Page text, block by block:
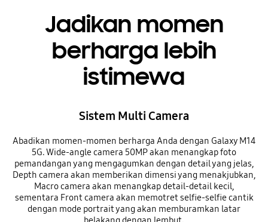
Jadikan momen
berharga lebih
istimewa
Sistem Multi Camera
Abadikan momen-momen berharga Anda dengan Galaxy M14
5G. Wide-angle camera 50MP akan menangkap foto
pemandangan yang mengagumkan dengan detail yang jelas,
Depth camera akan memberikan dimensi yang menakjubkan,
Macro camera akan menangkap detail-detail kecil,
sementara Front camera akan memotret selfie-selfie cantik
dengan mode portrait yang akan memburamkan latar